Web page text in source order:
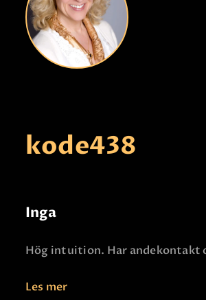
kode438
Inga
Hög intuition. Har andekontakt
Les mer